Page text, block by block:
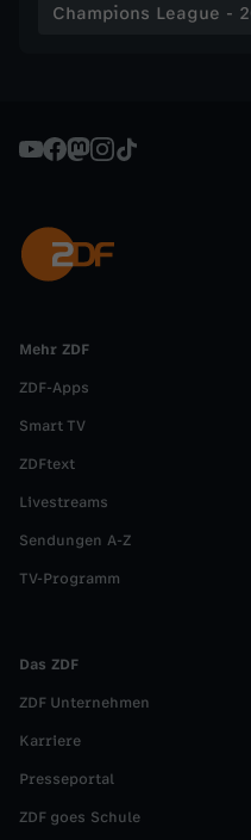
l
m
w
r
f
t
I
t
e
r
Champions League -
Mehr ZDF
ZDF-Apps
Smart TV
ZDFtext
Livestreams
Sendungen A-Z
TV-Programm
Das ZDF
ZDF Unternehmen
Karriere
Presseportal
ZDF goes Schule